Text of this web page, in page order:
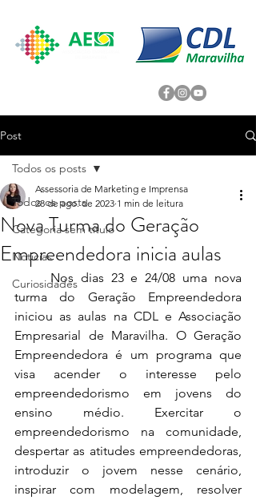
Post
Todos os posts
Categoria sem título
Noticias
Curiosidades
Todos os posts
Nova Turma do Geração
Empreendedora inicia aulas
Assessoria de Marketing e Imprensa
28 de ago. de 2023 1 min de leitura
	Nos dias 23 e 24/08 uma nova
turma do Geração Empreendedora
iniciou as aulas na CDL e Associação
Empresarial de Maravilha. O Geração
Empreendedora é um programa que
visa acender o interesse pelo
empreendedorismo em jovens do
ensino médio. Exercitar o
empreendedorismo na comunidade,
despertar as atitudes empreendedoras,
introduzir o jovem nesse cenário,
inspirar com modelagem, resolver